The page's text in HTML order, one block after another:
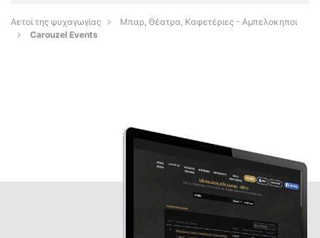
Αετοί της ψυχαγωγίας
Μπαρ, Θέατρα, Καφετέριες - Αμπελοκηποι
Carouzel Events